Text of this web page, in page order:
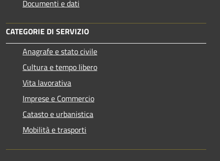
Documenti e dati
CATEGORIE DI SERVIZIO
Anagrafe e stato civile
Cultura e tempo libero
Vita lavorativa
Imprese e Commercio
Catasto e urbanistica
Mobilità e trasporti